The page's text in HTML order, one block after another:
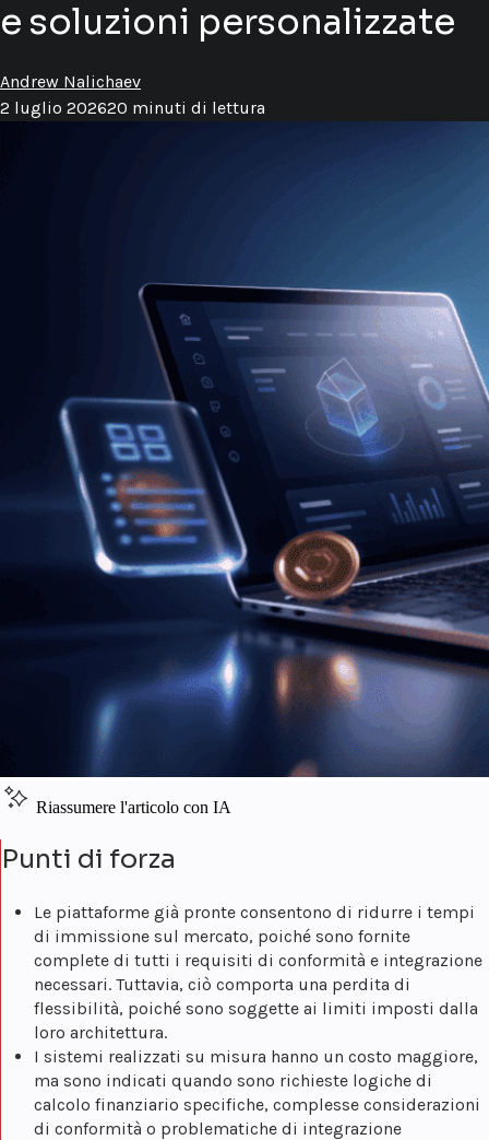
e soluzioni personalizzate
Andrew Nalichaev
2 luglio 202620 minuti di lettura
Riassumere l'articolo con IA
Punti di forza
Le piattaforme già pronte consentono di ridurre i tempi
di immissione sul mercato, poiché sono fornite
complete di tutti i requisiti di conformità e integrazione
necessari. Tuttavia, ciò comporta una perdita di
flessibilità, poiché sono soggette ai limiti imposti dalla
loro architettura.
I sistemi realizzati su misura hanno un costo maggiore,
ma sono indicati quando sono richieste logiche di
calcolo finanziario specifiche, complesse considerazioni
di conformità o problematiche di integrazione